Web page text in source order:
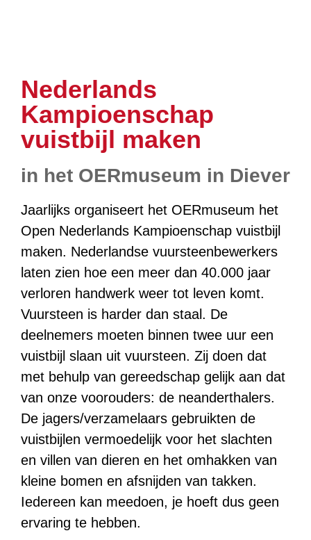
Nederlands
Kampioenschap
vuistbijl maken
in het OERmuseum in Diever
Jaarlijks organiseert het OERmuseum het
Open Nederlands Kampioenschap vuistbijl
maken. Nederlandse vuursteenbewerkers
laten zien hoe een meer dan 40.000 jaar
verloren handwerk weer tot leven komt.
Vuursteen is harder dan staal. De
deelnemers moeten binnen twee uur een
vuistbijl slaan uit vuursteen. Zij doen dat
met behulp van gereedschap gelijk aan dat
van onze voorouders: de neanderthalers.
De jagers/verzamelaars gebruikten de
vuistbijlen vermoedelijk voor het slachten
en villen van dieren en het omhakken van
kleine bomen en afsnijden van takken.
Iedereen kan meedoen, je hoeft dus geen
ervaring te hebben.